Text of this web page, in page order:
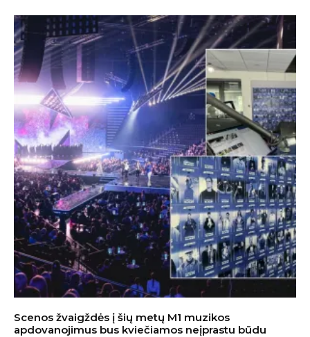
Scenos žvaigždės į šių metų M1 muzikos
apdovanojimus bus kviečiamos neįprastu būdu